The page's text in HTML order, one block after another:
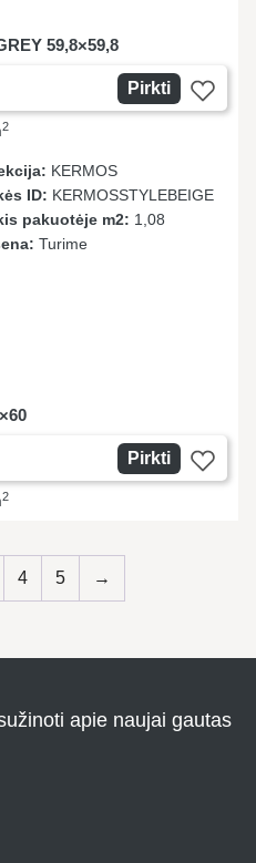
59,8×59,8
Pirkti
2
KERMOS
ID: KERMOSSTYLEBEIGE
pakuotėje m2: 1,08
Turime
Pirkti
2
4 5 →
apie naujai gautas